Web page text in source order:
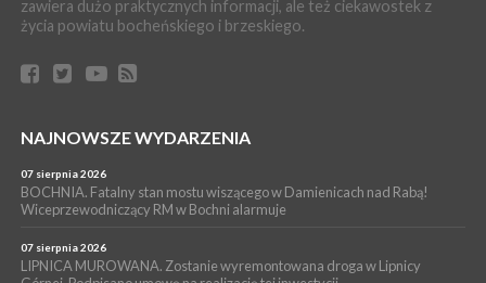
ruszą we wrześniu
WYDARZENIA
05 sierpnia 2026
BRZESKO. RPWiK apeluje o racjonalne gospodarowanie wodą
05 sierpnia 2026
WYDARZENIA
04 sierpnia 2026
zabrał dziecko do szpitala w Krakowie
zawiera dużo praktycznych informacji, ale też ciekawostek z
życia powiatu bocheńskiego i brzeskiego.
NAJNOWSZE WYDARZENIA
07 sierpnia 2026
BOCHNIA. Fatalny stan mostu wiszącego w Damienicach nad Rabą!
Wiceprzewodniczący RM w Bochni alarmuje
07 sierpnia 2026
LIPNICA MUROWANA. Zostanie wyremontowana droga w Lipnicy